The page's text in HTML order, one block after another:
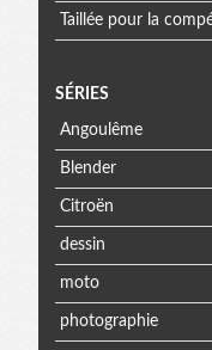
Taillée pour la
SÉRIES
Angoulême
Blender
Citroën
dessin
moto
photographie